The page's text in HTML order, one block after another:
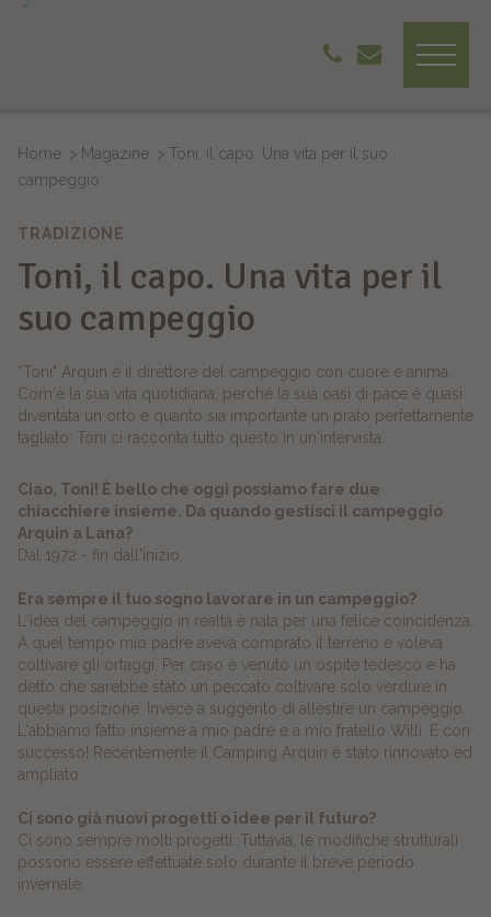
Home Magazine
Toni, il capo. Una vita per il suo
campeggio
TRADIZIONE
Toni, il capo. Una vita per il
suo campeggio
“Toni" Arquin è il direttore del campeggio con cuore e anima.
Com'è la sua vita quotidiana, perché la sua oasi di pace è quasi
diventata un orto e quanto sia importante un prato perfettamente
tagliato: Toni ci racconta tutto questo in un'intervista.
Ciao, Toni! È bello che oggi possiamo fare due
chiacchiere insieme. Da quando gestisci il campeggio
Arquin a Lana?
Dal 1972 - fin dall'inizio.
Era sempre il tuo sogno lavorare in un campeggio?
L`idea del campeggio in realtà è nata per una felice coincidenza.
A quel tempo mio padre aveva comprato il terreno e voleva
coltivare gli ortaggi. Per caso è venuto un ospite tedesco e ha
detto che sarebbe stato un peccato coltivare solo verdure in
questa posizione. Invece a suggerito di allestire un campeggio.
L'abbiamo fatto insieme a mio padre e a mio fratello Willi. E con
successo! Recentemente il Camping Arquin è stato rinnovato ed
ampliato.
Ci sono già nuovi progetti o idee per il futuro?
Ci sono sempre molti progetti. Tuttavia, le modifiche strutturali
possono essere effettuate solo durante il breve periodo
invernale.